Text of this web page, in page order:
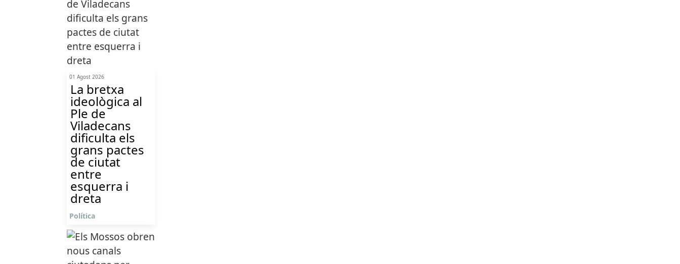
01 Agost 2026
La bretxa
ideològica al
Ple de
Viladecans
dificulta els
grans pactes
de ciutat
entre
esquerra i
dreta
Política